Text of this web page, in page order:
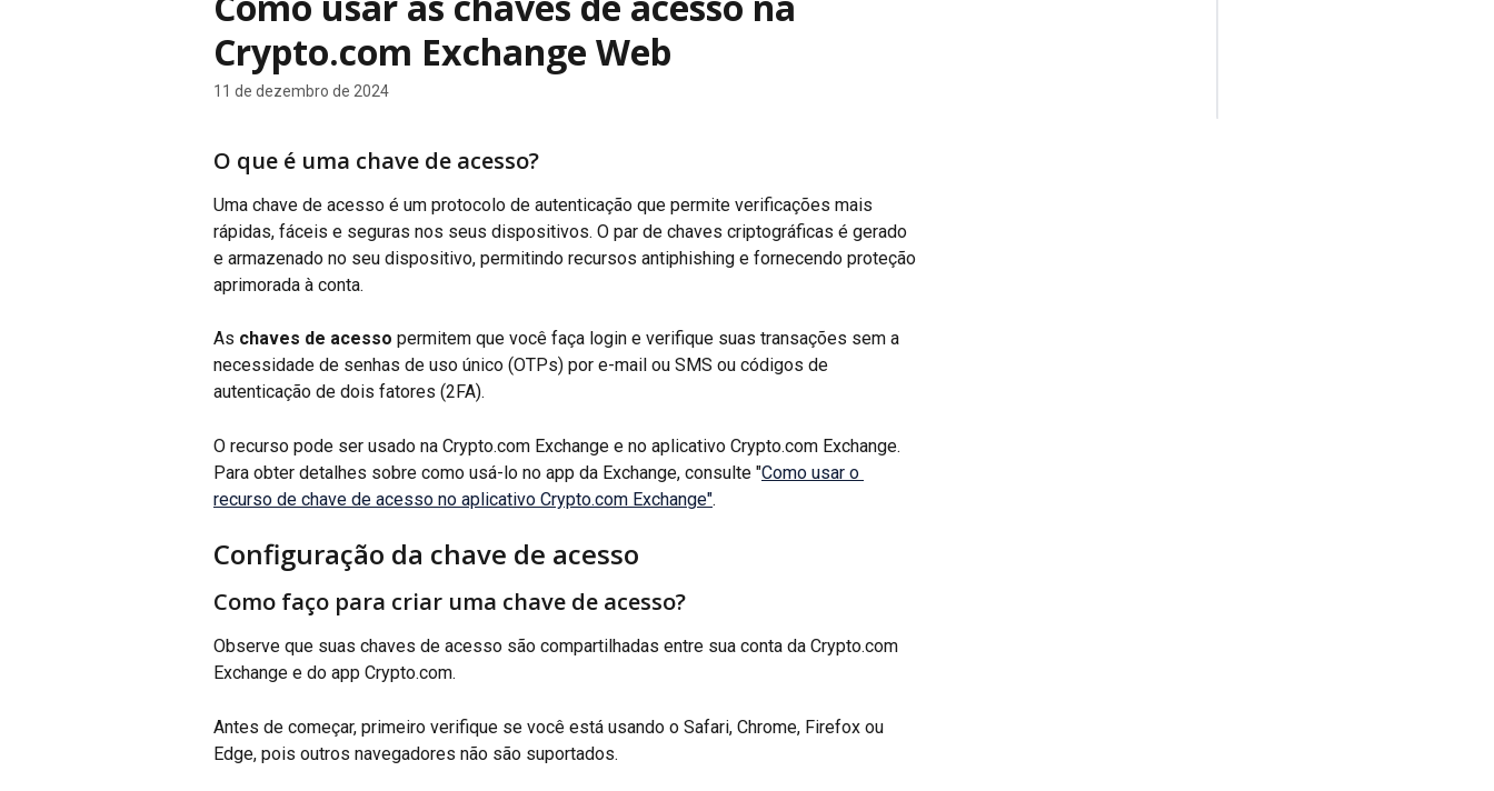
Crypto.com Exchange Web
11 de dezembro de 2024
O que é uma chave de acesso?
Uma chave de acesso é um protocolo de autenticação que permite verificações mais
rápidas, fáceis e seguras nos seus dispositivos. O par de chaves criptográficas é gerado
e armazenado no seu dispositivo, permitindo recursos antiphishing e fornecendo proteção
aprimorada à conta.
As chaves de acesso permitem que você faça login e verifique suas transações sem a
necessidade de senhas de uso único (OTPs) por e-mail ou SMS ou códigos de
autenticação de dois fatores (2FA).
O recurso pode ser usado na Crypto.com Exchange e no aplicativo Crypto.com Exchange.
Para obter detalhes sobre como usá-lo no app da Exchange, consulte "Como usar o
recurso de chave de acesso no aplicativo Crypto.com Exchange".
Configuração da chave de acesso
Como faço para criar uma chave de acesso?
Observe que suas chaves de acesso são compartilhadas entre sua conta da Crypto.com
Exchange e do app Crypto.com.
Antes de começar, primeiro verifique se você está usando o Safari, Chrome, Firefox ou
Edge, pois outros navegadores não são suportados.